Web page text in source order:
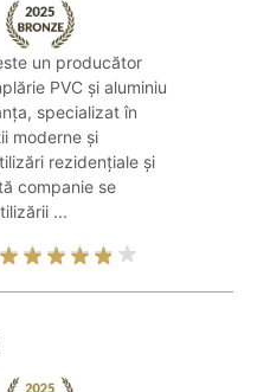
un producător
PVC și aluminiu
specializat în
moderne și
rezidențiale și
companie se
...